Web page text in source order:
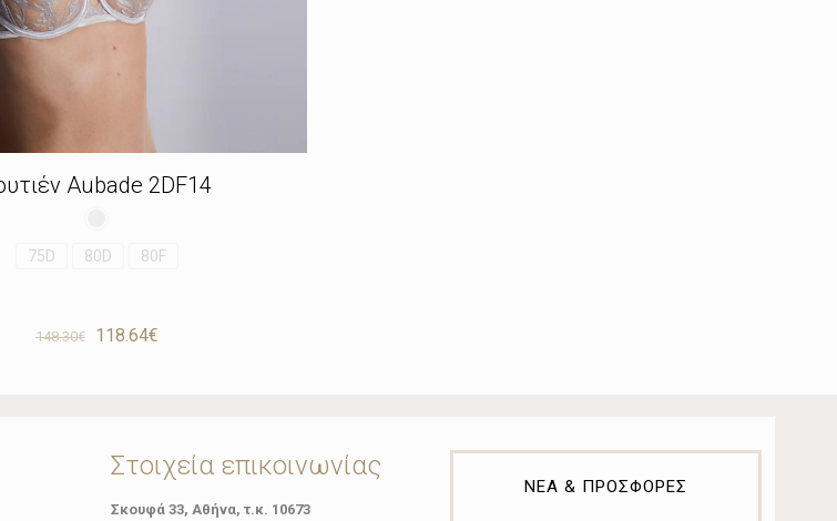
Aubade 2DF14
75D 80D 80F
148.30€
Original
118.64€Η
Στοιχεία επικοινωνίας
Σκουφά 33, Αθήνα, τ.κ. 10673
ΝΕΑ & ΠΡΟΣΦΟΡΕΣ